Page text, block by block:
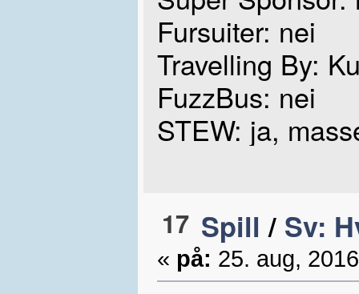
Fursuiter: nei
Travelling By:
FuzzBus: nei
STEW: ja,
17 Spill / Sv:
« på: 25. aug,